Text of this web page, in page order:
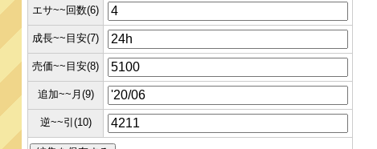
エサ~~回数(6)
成長~~目安(7)
売価~~目安(8)
追加~~月(9)
逆~~引(10)